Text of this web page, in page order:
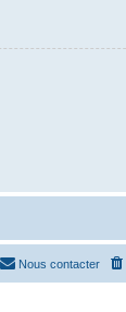
Nous contacter